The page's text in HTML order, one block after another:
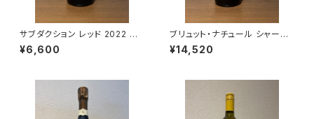
サブダクション レッド 2022 シ
ンクライン・ワイナリー 赤ワイン
750ml
¥6,600
ブリュット・ナチュール シャーマ
ン 22 グラン・クリュ マルゲ シャ
ンパーニュ 750ml
¥14,520